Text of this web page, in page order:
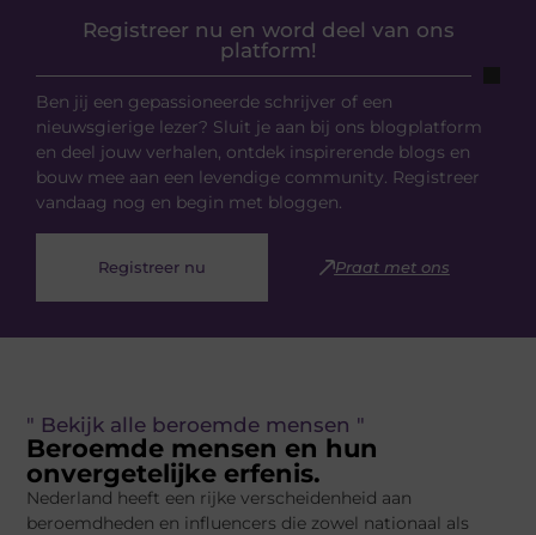
Registreer nu en word deel van ons
platform!
Ben jij een gepassioneerde schrijver of een
nieuwsgierige lezer? Sluit je aan bij ons blogplatform
en deel jouw verhalen, ontdek inspirerende blogs en
bouw mee aan een levendige community. Registreer
vandaag nog en begin met bloggen.
Registreer nu Praat met ons
" Bekijk alle beroemde mensen "
Beroemde mensen en hun
onvergetelijke erfenis.
Nederland heeft een rijke verscheidenheid aan
beroemdheden en influencers die zowel nationaal als